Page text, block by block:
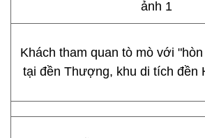
Khách tham quan tò mò với
tại đền Thượng, khu di tích đền